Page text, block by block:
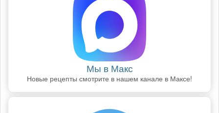
Мы в Макс
Новые рецепты смотрите в нашем канале в Максе!